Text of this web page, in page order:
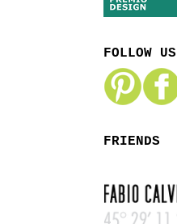
FOLLOW
FRIENDS